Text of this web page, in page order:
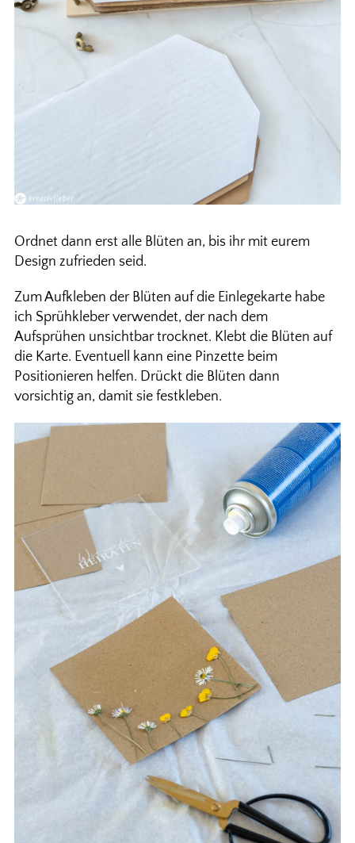
Ordnet dann erst alle Blüten an, bis ihr mit eurem
Design zufrieden seid.
Zum Aufkleben der Blüten auf die Einlegekarte habe
ich Sprühkleber verwendet, der nach dem
Aufsprühen unsichtbar trocknet. Klebt die Blüten auf
die Karte. Eventuell kann eine Pinzette beim
Positionieren helfen. Drückt die Blüten dann
vorsichtig an, damit sie festkleben.